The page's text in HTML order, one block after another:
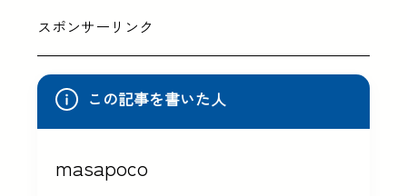
スポンサーリンク
この記事を書いた人
masapoco